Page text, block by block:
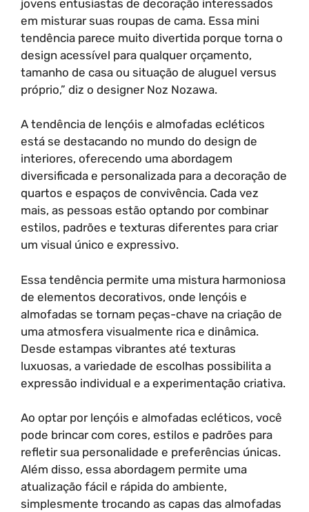
jovens entusiastas de decoração interessados
em misturar suas roupas de cama. Essa mini
tendência parece muito divertida porque torna o
design acessível para qualquer orçamento,
tamanho de casa ou situação de aluguel versus
próprio,” diz o designer Noz Nozawa.
A tendência de lençóis e almofadas ecléticos
está se destacando no mundo do design de
interiores, oferecendo uma abordagem
diversificada e personalizada para a decoração de
quartos e espaços de convivência. Cada vez
mais, as pessoas estão optando por combinar
estilos, padrões e texturas diferentes para criar
um visual único e expressivo.
Essa tendência permite uma mistura harmoniosa
de elementos decorativos, onde lençóis e
almofadas se tornam peças-chave na criação de
uma atmosfera visualmente rica e dinâmica.
Desde estampas vibrantes até texturas
luxuosas, a variedade de escolhas possibilita a
expressão individual e a experimentação criativa.
Ao optar por lençóis e almofadas ecléticos, você
pode brincar com cores, estilos e padrões para
refletir sua personalidade e preferências únicas.
Além disso, essa abordagem permite uma
atualização fácil e rápida do ambiente,
simplesmente trocando as capas das almofadas